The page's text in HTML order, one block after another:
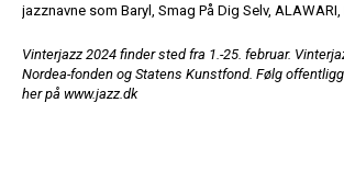
jazznavne som Baryl, Smag På Dig Selv,
Vinterjazz 2024 finder sted fra 1.-25. februar.
Nordea-fonden og Statens Kunstfond. Følg
her på www.jazz.dk